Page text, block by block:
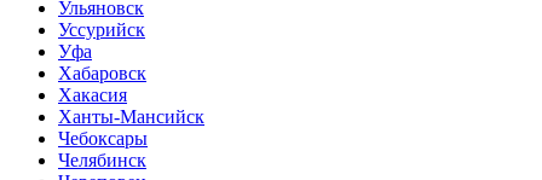
Ульяновск
Уссурийск
Уфа
Хабаровск
Хакасия
Ханты-Мансийск
Чебоксары
Челябинск